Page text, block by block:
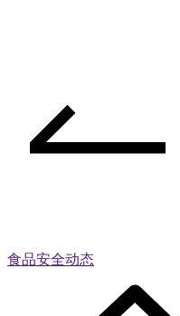
食品安全动态